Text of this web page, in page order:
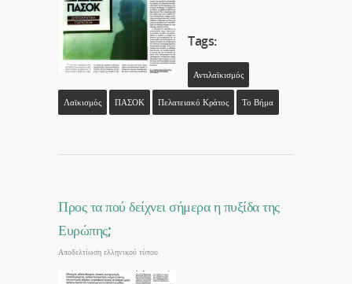
Tags:
Αντιλαϊκισμός
Λαϊκισμός ΠΑΣΟΚ Πελατειακό Κράτος Το Βήμα
Προς τα πού δείχνει σήμερα η πυξίδα της
Ευρώπης;
Αποδελτίωση ελληνικού τύπου